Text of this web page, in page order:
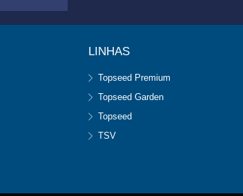
LINHAS
Topseed Premium
Topseed Garden
Topseed
TSV